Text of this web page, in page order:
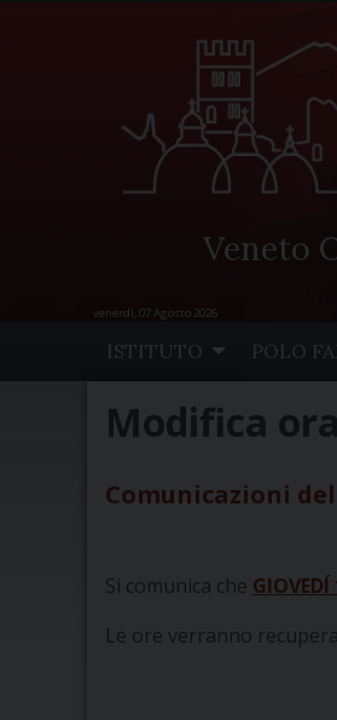
Veneto
venerdì, 07 Agosto 2026
ISTITUTO POLO
Modifica
Comunicazioni
Si comunica che GIOVEDÍ
Le ore verranno